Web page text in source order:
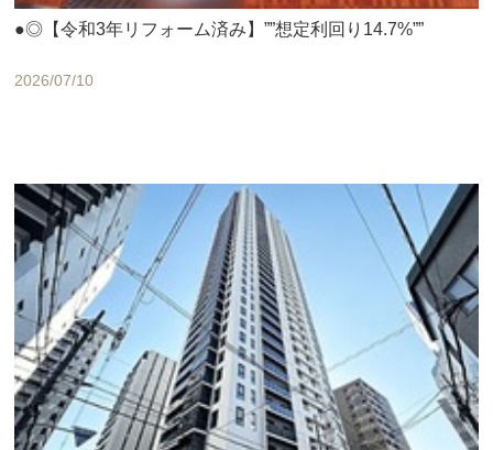
●◎【令和3年リフォーム済み】””想定利回り14.7%””
2026/07/10